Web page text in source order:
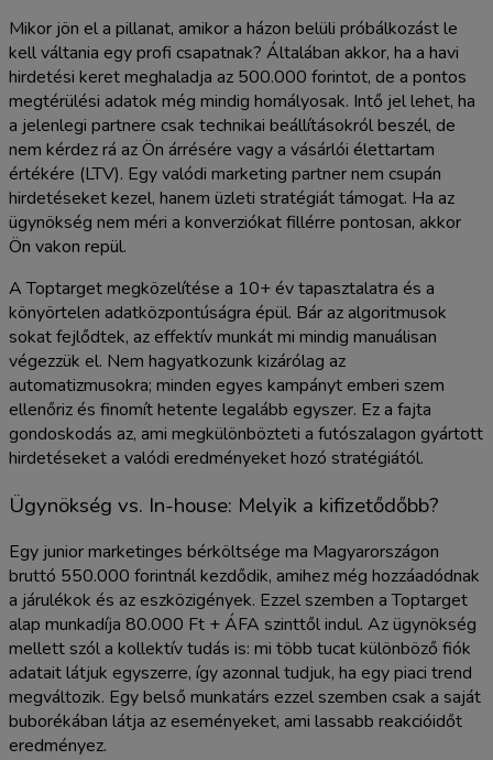
Mikor jön el a pillanat, amikor a házon belüli próbálkozást le
kell váltania egy profi csapatnak? Általában akkor, ha a havi
hirdetési keret meghaladja az 500.000 forintot, de a pontos
megtérülési adatok még mindig homályosak. Intő jel lehet, ha
a jelenlegi partnere csak technikai beállításokról beszél, de
nem kérdez rá az Ön árrésére vagy a vásárlói élettartam
értékére (LTV). Egy valódi marketing partner nem csupán
hirdetéseket kezel, hanem üzleti stratégiát támogat. Ha az
ügynökség nem méri a konverziókat fillérre pontosan, akkor
Ön vakon repül.
A Toptarget megközelítése a 10+ év tapasztalatra és a
könyörtelen adatközpontúságra épül. Bár az algoritmusok
sokat fejlődtek, az effektív munkát mi mindig manuálisan
végezzük el. Nem hagyatkozunk kizárólag az
automatizmusokra; minden egyes kampányt emberi szem
ellenőriz és finomít hetente legalább egyszer. Ez a fajta
gondoskodás az, ami megkülönbözteti a futószalagon gyártott
hirdetéseket a valódi eredményeket hozó stratégiától.
Ügynökség vs. In-house: Melyik a kifizetődőbb?
Egy junior marketinges bérköltsége ma Magyarországon
bruttó 550.000 forintnál kezdődik, amihez még hozzáadódnak
a járulékok és az eszközigények. Ezzel szemben a Toptarget
alap munkadíja 80.000 Ft + ÁFA szinttől indul. Az ügynökség
mellett szól a kollektív tudás is: mi több tucat különböző fiók
adatait látjuk egyszerre, így azonnal tudjuk, ha egy piaci trend
megváltozik. Egy belső munkatárs ezzel szemben csak a saját
buborékában látja az eseményeket, ami lassabb reakcióidőt
eredményez.